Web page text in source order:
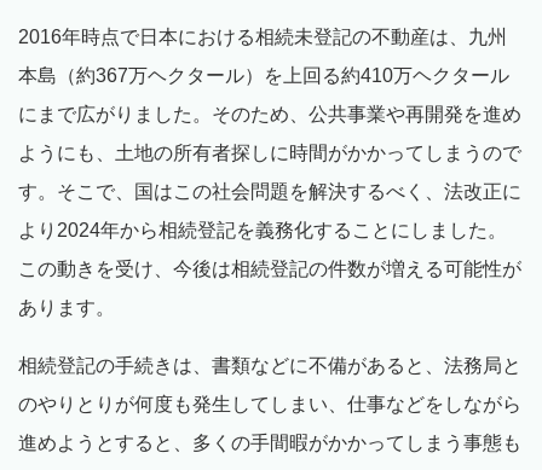
2016年時点で日本における相続未登記の不動産は、九州
本島（約367万ヘクタール）を上回る約410万ヘクタール
にまで広がりました。そのため、公共事業や再開発を進め
ようにも、土地の所有者探しに時間がかかってしまうので
す。そこで、国はこの社会問題を解決するべく、法改正に
より2024年から相続登記を義務化することにしました。
この動きを受け、今後は相続登記の件数が増える可能性が
あります。
相続登記の手続きは、書類などに不備があると、法務局と
のやりとりが何度も発生してしまい、仕事などをしながら
進めようとすると、多くの手間暇がかかってしまう事態も